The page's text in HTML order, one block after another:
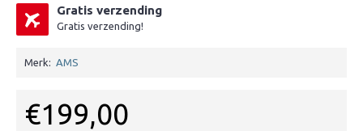
Gratis verzending
Gratis verzending!
Merk: AMS
€199,00